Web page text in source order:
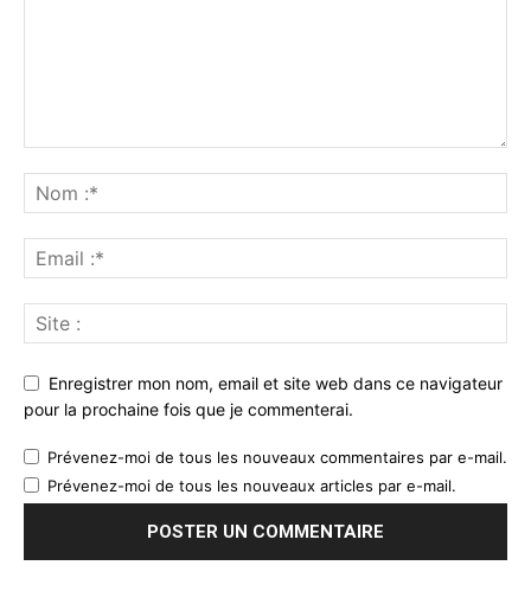
Enregistrer mon nom, email et site web dans ce navigateur
pour la prochaine fois que je commenterai.
Prévenez-moi de tous les nouveaux commentaires par e-mail.
Prévenez-moi de tous les nouveaux articles par e-mail.